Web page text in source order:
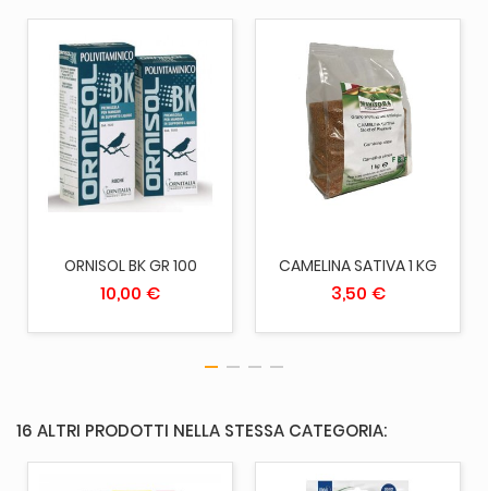
ORNISOL BK GR 100
10,00 €
CAMELINA SATIVA 1 KG
3,50 €
16 ALTRI PRODOTTI NELLA STESSA CATEGORIA: